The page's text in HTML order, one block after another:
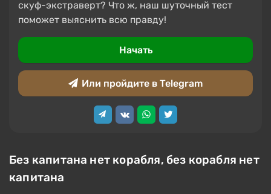
скуф-экстраверт? Что ж, наш шуточный тест
поможет выяснить всю правду!
Начать
Или пройдите в Telegram
Без капитана нет корабля, без корабля нет
капитана